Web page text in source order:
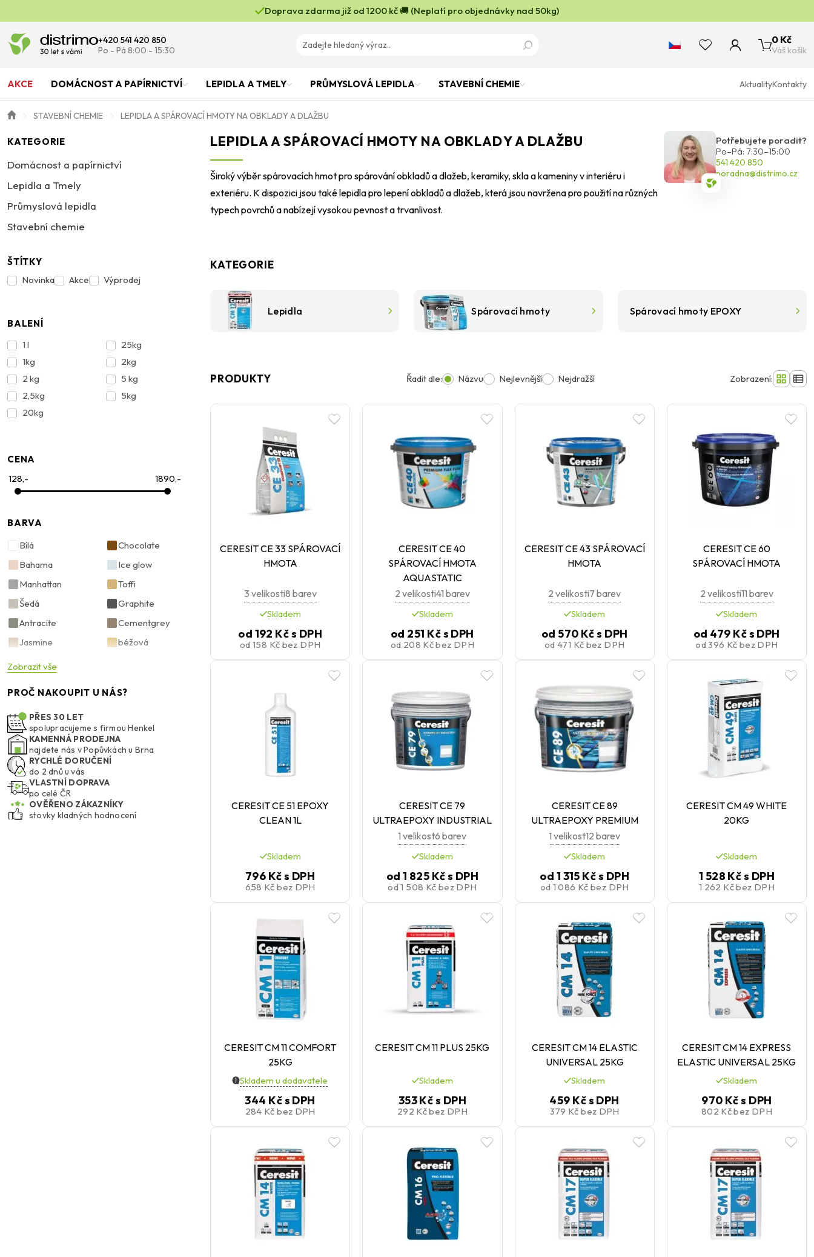
Doprava zdarma již od 1200 kč 🚚 (Neplatí pro objednávky nad 50kg)
+420 541 420 850
Po - Pá 8:00 - 15:30
0 Kč
Váš košík
AKCE DOMÁCNOST A PAPÍRNICTVÍ LEPIDLA A TMELY PRŮMYSLOVÁ LEPIDLA STAVEBNÍ CHEMIE AktualityKontakty
STAVEBNÍ CHEMIE LEPIDLA A SPÁROVACÍ HMOTY NA OBKLADY A DLAŽBU
LEPIDLA A SPÁROVACÍ HMOTY NA OBKLADY A DLAŽBU
Široký výběr spárovacích hmot pro spárování obkladů a dlažeb, keramiky, skla a kameniny v interiéru i
exteriéru. K dispozici jsou také lepidla pro lepení obkladů a dlažeb, která jsou navržena pro použití na různých
typech povrchů a nabízejí vysokou pevnost a trvanlivost.
Potřebujete poradit?
Po–Pá: 7:30–15:00
541 420 850
poradna@distrimo.cz
KATEGORIE
Lepidla Spárovací hmoty Spárovací hmoty EPOXY
KATEGORIE
Domácnost a papírnictví
Lepidla a Tmely
Průmyslová lepidla
Stavební chemie
ŠTÍTKY
Novinka
Akce Výprodej
BALENÍ
1 l
1kg
2 kg
2,5kg
20kg
25kg
2kg
5 kg
5kg
CENA
128,-
1890,-
BARVA
Bílá
Bahama
Manhattan
Šedá
Antracite
Jasmine
Clinker
iron grey
Cocoa
Melba
Siena
Bazalt
Pergamon
Caramel
Chocolate
Ice glow
Toffi
Graphite
Cementgrey
béžová
Sandstone
Pearl grey
Zobrazit vše
PROČ NAKOUPIT U NÁS?
PŘES 30 LET
spolupracujeme s firmou Henkel
KAMENNÁ PRODEJNA
najdete nás v Popůvkách u Brna
RYCHLÉ DORUČENÍ
do 2 dnů u vás
VLASTNÍ DOPRAVA
po celé ČR
OVĚŘENO ZÁKAZNÍKY
stovky kladných hodnocení
PRODUKTY Řadit dle: Názvu Nejlevnější Nejdražší Zobrazení:
CERESIT CE 33 SPÁROVACÍ
HMOTA
3 velikosti8 barev
Skladem
od 192 Kčs DPH
od 158 Kč bez DPH
CERESIT CE 40
SPÁROVACÍ HMOTA
AQUASTATIC
2 velikosti41 barev
Skladem
od 251 Kčs DPH
od 208 Kčbez DPH
CERESIT CE 43 SPÁROVACÍ
HMOTA
2 velikosti7 barev
Skladem
od 570 Kčs DPH
od 471 Kč bez DPH
CERESIT CE 60
SPÁROVACÍ HMOTA
2 velikosti11 barev
Skladem
od 479 Kčs DPH
od396 Kč bez DPH
CERESIT CE 51 EPOXY
CLEAN 1L
Skladem
796 Kčs DPH
658 Kčbez DPH
CERESIT CE 79
ULTRAEPOXY INDUSTRIAL
1 velikost6 barev
Skladem
od 1 825 Kčs DPH
od1 508 Kč bez DPH
CERESIT CE 89
ULTRAEPOXY PREMIUM
1 velikost12 barev
Skladem
od 1 315 Kčs DPH
od 1 086 Kčbez DPH
CERESIT CM 49 WHITE
20KG
Skladem
1 528 Kčs DPH
1 262 Kčbez DPH
CERESIT CM 11 COMFORT
25KG
Skladem u dodavatele
344 Kčs DPH
284 Kčbez DPH
CERESIT CM 11 PLUS 25KG
Skladem
353 Kčs DPH
292 Kčbez DPH
CERESIT CM 14 ELASTIC
UNIVERSAL 25KG
Skladem
459 Kčs DPH
379 Kčbez DPH
CERESIT CM 14 EXPRESS
ELASTIC UNIVERSAL 25KG
Skladem
970 Kčs DPH
802 Kčbez DPH